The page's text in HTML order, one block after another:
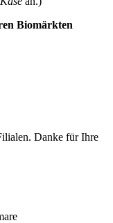
Biomärkten
Danke für Ihre